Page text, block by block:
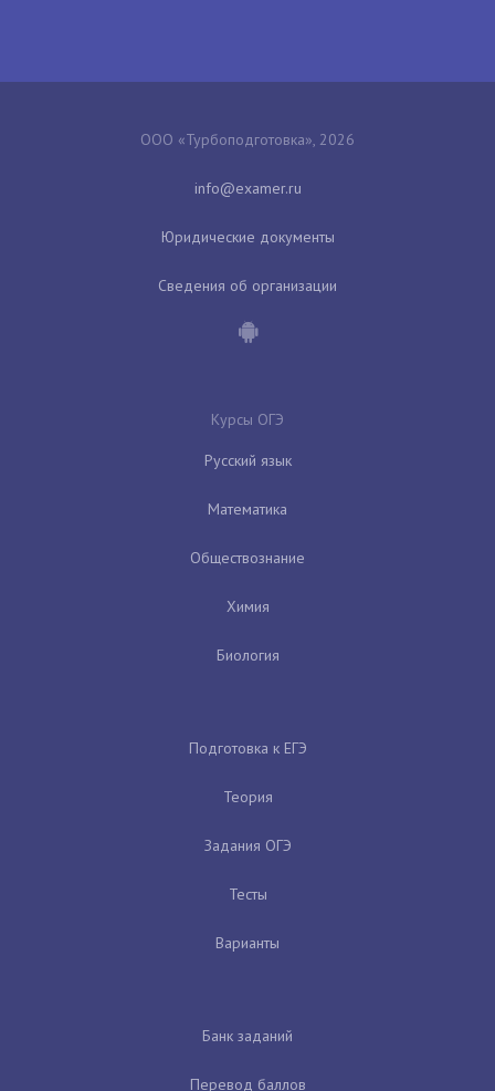
ООО «Турбоподготовка», 2026
Юридические документы
Сведения об организации
Курсы ОГЭ
Русский язык
Математика
Обществознание
Химия
Биология
Подготовка к ЕГЭ
Теория
Задания ОГЭ
Тесты
Варианты
Банк заданий
Перевод баллов